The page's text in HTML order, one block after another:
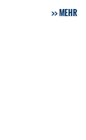
MEHR